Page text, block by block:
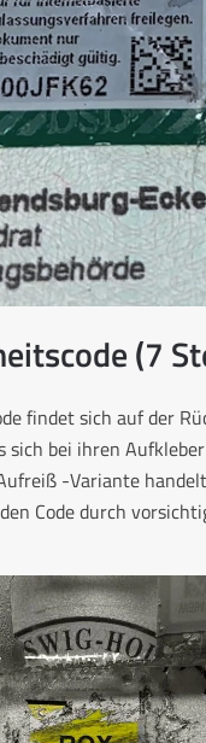
(7
findet sich auf der
sich bei ihren
-Variante
Code durch